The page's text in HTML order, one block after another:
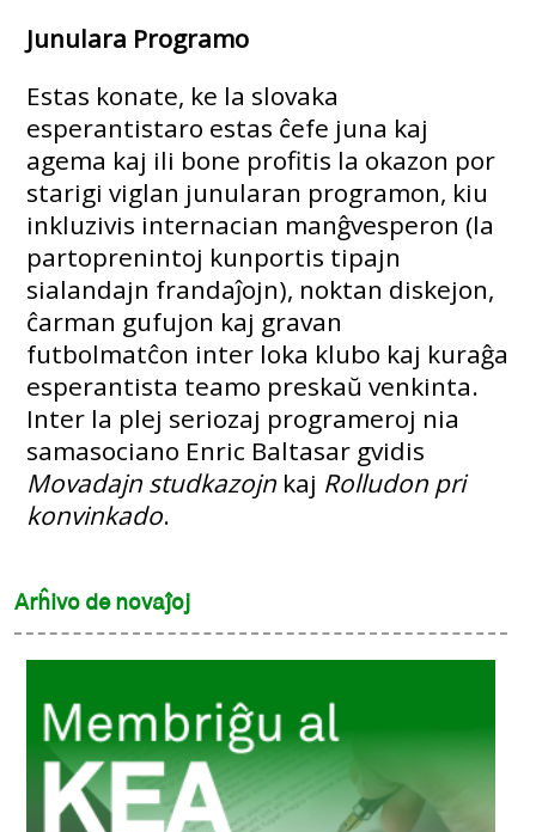
Junulara Programo
Estas konate, ke la slovaka
esperantistaro estas ĉefe juna kaj
agema kaj ili bone profitis la okazon por
starigi viglan junularan programon, kiu
inkluzivis internacian manĝvesperon (la
partoprenintoj kunportis tipajn
sialandajn frandaĵojn), noktan diskejon,
ĉarman gufujon kaj gravan
futbolmatĉon inter loka klubo kaj kuraĝa
esperantista teamo preskaŭ venkinta.
Inter la plej seriozaj programeroj nia
samasociano Enric Baltasar gvidis
Movadajn studkazojn kaj Rolludon pri
konvinkado.
Arĥivo de novaĵoj